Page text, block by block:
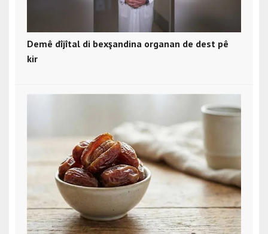
Demê dîjîtal di bexşandina organan de dest pê
kir